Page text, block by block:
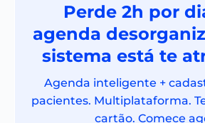
Perde 2h por
agenda
sistema está te
Agenda inteligente +
pacientes. Multiplataforma.
cartão. Comece